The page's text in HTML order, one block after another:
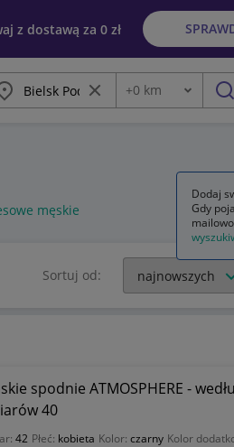
z dostawą za 0 zł
Wyczyść frazę
Odległość
+0 km
męskie
Sortuj od:
spodnie ATMOSPHERE -
40
42 Płeć: kobieta Kolor: czarny Kolor
Dodaj
Gdy